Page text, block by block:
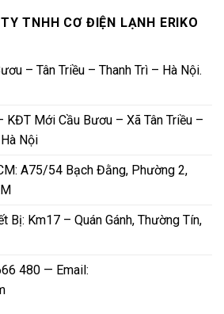
TNHH CƠ ĐIỆN LẠNH ERIKO
– Tân Triều – Thanh Trì – Hà Nội.
Mới Cầu Bươu – Xã Tân Triều –
Nội
A75/54 Bạch Đằng, Phường 2,
Bị: Km17 – Quán Gánh, Thường Tín,
480 — Email: